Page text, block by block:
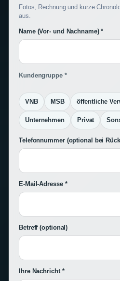
Fotos, Rechnung und kurze
aus.
Name (Vor- und Nachname) *
Kundengruppe *
VNB MSB öffentliche
Unternehmen Privat
Telefonnummer (optional bei
E-Mail-Adresse *
Betreff(optional)
Ihre Nachricht *